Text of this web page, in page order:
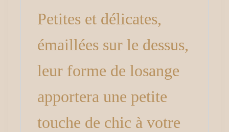
Petites et délicates,
émaillées sur le dessus,
leur forme de losange
apportera une petite
touche de chic à votre